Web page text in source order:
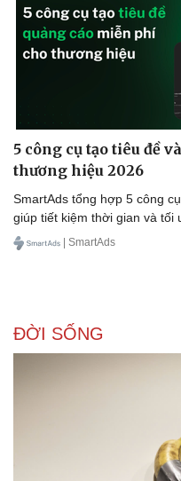
Doanh nghiệp 24h
Doanh nhân
Vì cộng đồng
5 công cụ tạo tiêu đề
thương hiệu 2026
SmartAds tổng hợp 5 công
giúp tiết kiệm thời gian và tối
| SmartAds
ĐỜI SỐNG